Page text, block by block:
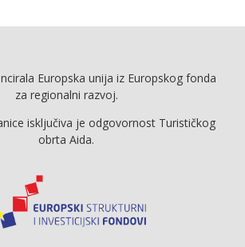
Europska unija iz Europskog fonda
za regionalni razvoj.
isključiva je odgovornost Turističkog
obrta Aida.